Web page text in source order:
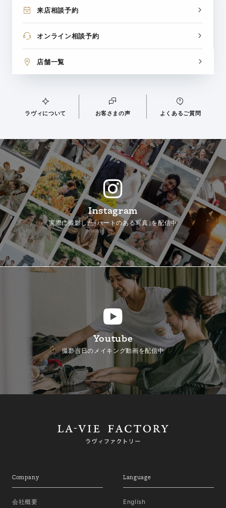
来店相談予約
オンライン相談予約
店舗一覧
ラヴィについて お客さまの声 よくあるご質問
Instagram
実際に撮影した「ハートのある写真」を配信中
Youtube
撮影当日のメイキング動画を配信中
Company
会社概要
Language
English